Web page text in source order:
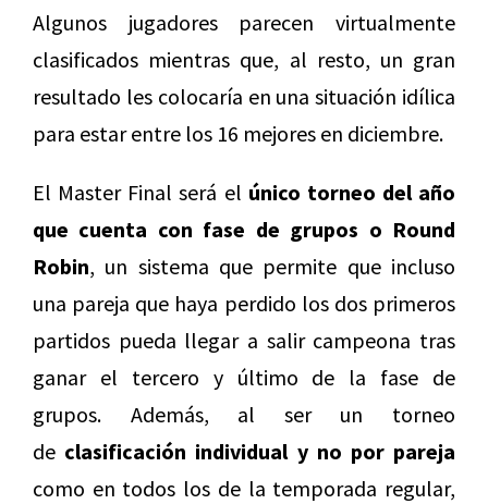
Algunos jugadores parecen virtualmente
clasificados mientras que, al resto, un gran
resultado les colocaría en una situación idílica
para estar entre los 16 mejores en diciembre.
El Master Final será el único torneo del año
que cuenta con fase de grupos o Round
Robin, un sistema que permite que incluso
una pareja que haya perdido los dos primeros
partidos pueda llegar a salir campeona tras
ganar el tercero y último de la fase de
grupos. Además, al ser un torneo
de clasificación individual y no por pareja
como en todos los de la temporada regular,